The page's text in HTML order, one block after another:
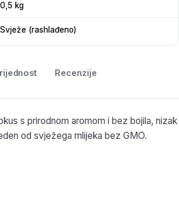
Recenzije
s prirodnom aromom i bez bojila, nizak
od svježega mlijeka bez GMO.
0,5 kg
Svježe (rashlađeno)